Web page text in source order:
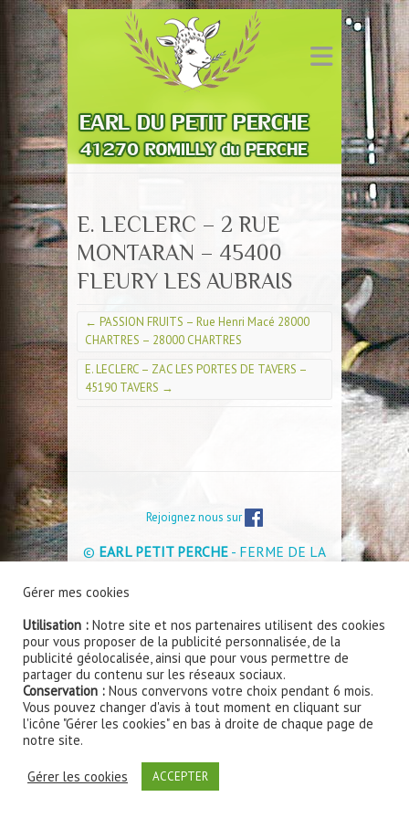
E. LECLERC – 2 RUE
MONTARAN – 45400
FLEURY LES AUBRAIS
← PASSION FRUITS – Rue Henri Macé 28000
CHARTRES – 28000 CHARTRES
E. LECLERC – ZAC LES PORTES DE TAVERS –
45190 TAVERS →
Rejoignez nous sur
© EARL PETIT PERCHE - FERME DE LA
PERCHE - Tél : 02 54 80 63 14 -
légales et Politique de confidentialité
Site internet réalisé parwww.smart360.fr - Création
de sites internet à Blois
Gérer mes cookies
Utilisation : Notre site et nos partenaires utilisent des cookies
pour vous proposer de la publicité personnalisée, de la
publicité géolocalisée, ainsi que pour vous permettre de
partager du contenu sur les réseaux sociaux.
Conservation : Nous convervons votre choix pendant 6 mois.
Vous pouvez changer d'avis à tout moment en cliquant sur
l'icône "Gérer les cookies" en bas à droite de chaque page de
notre site.
Gérer les cookies ACCEPTER